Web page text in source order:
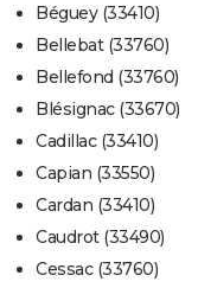
Béguey (33410)
Bellebat (33760)
Bellefond (33760)
Blésignac (33670)
Cadillac (33410)
Capian (33550)
Cardan (33410)
Caudrot (33490)
Cessac (33760)